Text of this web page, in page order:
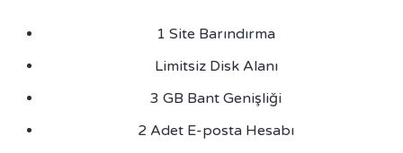
1 Site Barındırma
Limitsiz Disk Alanı
3 GB Bant Genişliği
2 Adet E-posta Hesabı